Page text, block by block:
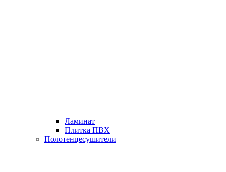
Ламинат
Плитка ПВХ
Полотенцесушители